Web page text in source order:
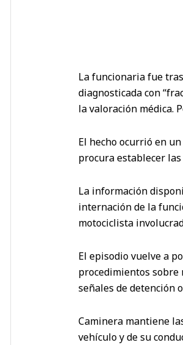
La funcionaria fue
diagnosticada con
la valoración médica.
El hecho ocurrió en
procura establecer
La información
internación de la
motociclista
El episodio vuelve a
procedimientos sobre
señales de detención
Caminera mantiene
vehículo y de su